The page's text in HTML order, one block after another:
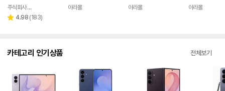
는
표
페이
주식회사 폰빌리지
별 4.98 리
(183)
아라몰
아라몰
아라몰
카테고리 인기상품 전체보기